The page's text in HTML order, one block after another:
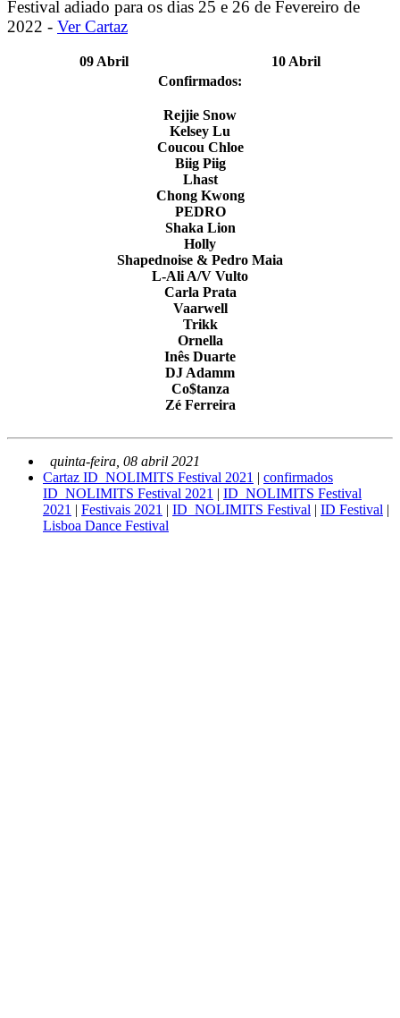
Festival adiado para os dias 25 e 26 de Fevereiro de
2022 - Ver Cartaz
09 Abril
10 Abril
Confirmados:
Rejjie Snow
Kelsey Lu
Coucou Chloe
Biig Piig
Lhast
Chong Kwong
PEDRO
Shaka Lion
Holly
Shapednoise & Pedro Maia
L-Ali A/V Vulto
Carla Prata
Vaarwell
Trikk
Ornella
Inês Duarte
DJ Adamm
Co$tanza
Zé Ferreira
quinta-feira, 08 abril 2021
Cartaz ID_NOLIMITS Festival 2021 | confirmados
ID_NOLIMITS Festival 2021 | ID_NOLIMITS Festival
2021 | Festivais 2021 | ID_NOLIMITS Festival | ID Festival |
Lisboa Dance Festival